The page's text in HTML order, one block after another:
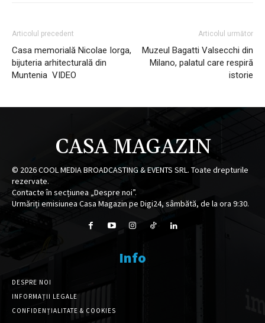
Articolul precedent
Casa memorială Nicolae Iorga,
bijuteria arhitecturală din
Muntenia VIDEO
Articolul următor
Muzeul Bagatti Valsecchi din
Milano, palatul care respiră
istorie
CASA MAGAZIN
© 2026COOL MEDIA BROADCASTING & EVENTS SRL. Toate drepturile
rezervate.
Contacte în secțiunea „Despre noi”.
Urmăriți emisiunea Casa Magazin pe Digi24, sâmbătă, de la ora 9:30.
Info
DESPRE NOI
INFORMAȚII LEGALE
CONFIDENȚIALITATE & COOKIES